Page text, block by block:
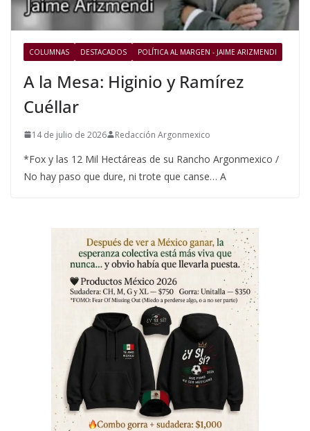
COLUMNAS DESTACADOS POLÍTICA AL MARGEN - JAIME ARIZMENDI
A la Mesa: Higinio y Ramírez
Cuéllar
14 de julio de 2026 Redacción Argonmexico
*Fox y las 12 Mil Hectáreas de su Rancho Argonmexico /
No hay paso que dure, ni trote que canse… A